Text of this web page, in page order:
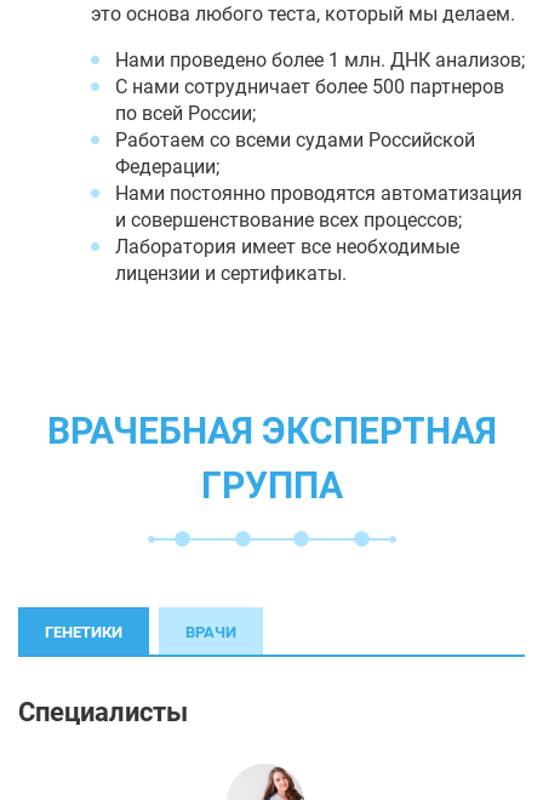
это основа любого теста, который мы делаем.
Нами проведено более 1 млн. ДНК анализов;
С нами сотрудничает более 500 партнеров
по всей России;
Работаем со всеми судами Российской
Федерации;
Нами постоянно проводятся автоматизация
и совершенствование всех процессов;
Лаборатория имеет все необходимые
лицензии и сертификаты.
ВРАЧЕБНАЯ ЭКСПЕРТНАЯ
ГРУППА
ГЕНЕТИКИ ВРАЧИ
Специалисты